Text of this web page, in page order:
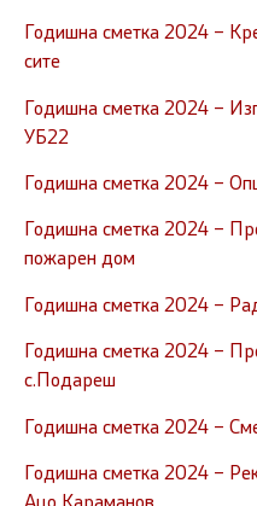
Годишна сметка 2024 –
сите
Годишна сметка 2024 –
УБ22
Годишна сметка 2024 –
Годишна сметка 2024 –
пожарен дом
Годишна сметка 2024 –
Годишна сметка 2024 –
с.Подареш
Годишна сметка 2024 –
Годишна сметка 2024 –